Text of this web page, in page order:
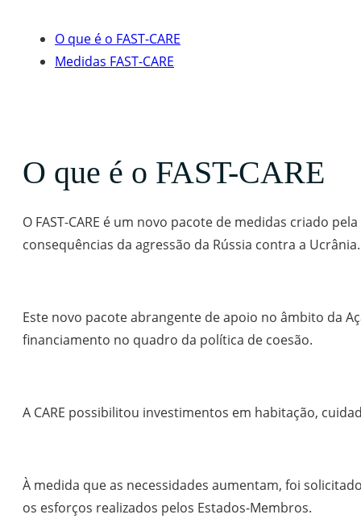
O que é o FAST-CARE
Medidas FAST-CARE
O que é o FAST-CARE
O FAST-CARE é um novo pacote de medidas criado
consequências da agressão da Rússia contra a Ucrânia.
Este novo pacote abrangente de apoio no âmbito da
financiamento no quadro da política de coesão.
A CARE possibilitou investimentos em habitação,
À medida que as necessidades aumentam, foi
os esforços realizados pelos Estados-Membros.